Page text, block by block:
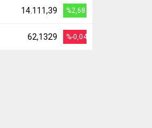
14.111,39 %2,68
62,1329 %-0,04